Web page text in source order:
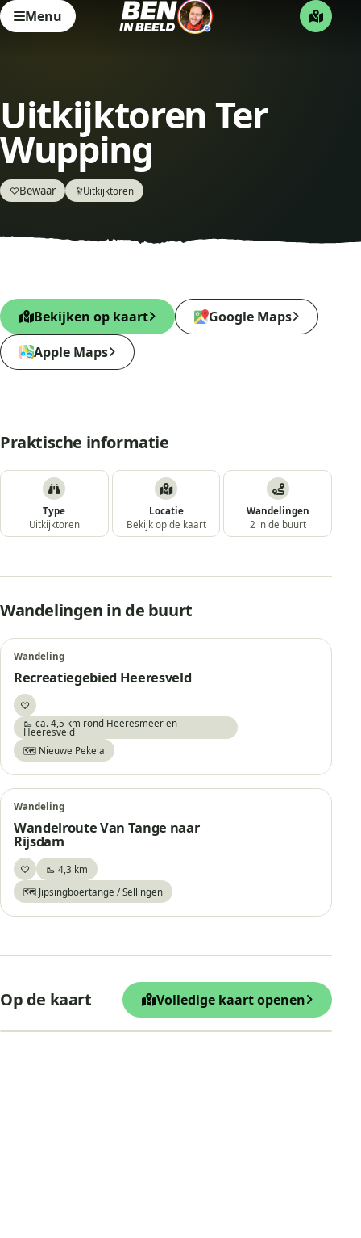
Menu
Uitkijktoren Ter
Wupping
♡Bewaar 🔭Uitkijktoren
Bekijken op kaart
Google Maps
Apple Maps
Praktische informatie
Type
Uitkijktoren
Locatie
Bekijk op de kaart
Wandelingen
2 in de buurt
Wandelingen in de buurt
Wandeling
Recreatiegebied Heeresveld
♡Bewaar
🥾 ca. 4,5 km rond Heeresmeer en
Heeresveld
🗺️ Nieuwe Pekela
Wandeling
Wandelroute Van Tange naar
Rijsdam
♡Bewaar🥾 4,3 km
🗺️ Jipsingboertange / Sellingen
Op de kaart Volledige kaart openen
Uitkijktoren Ter Wupping
−